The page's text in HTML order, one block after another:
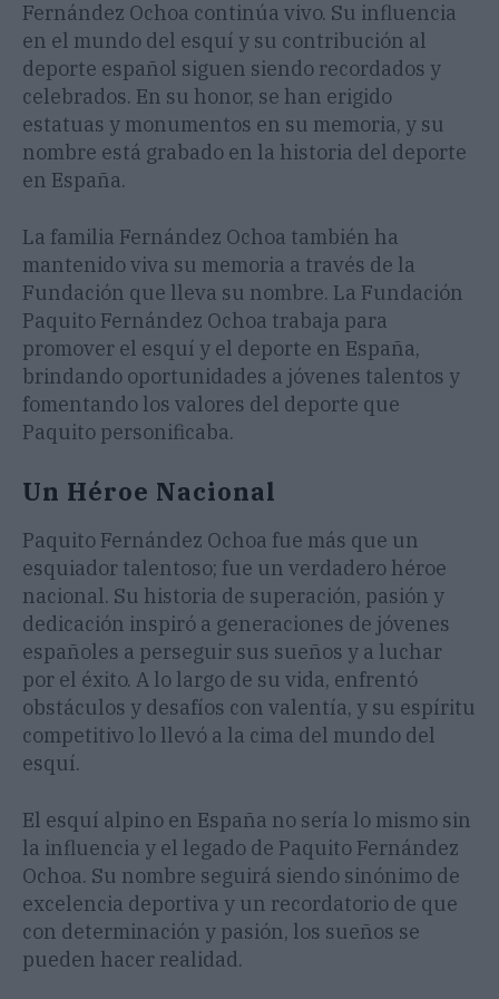
Fernández Ochoa continúa vivo. Su influencia
en el mundo del esquí y su contribución al
deporte español siguen siendo recordados y
celebrados. En su honor, se han erigido
estatuas y monumentos en su memoria, y su
nombre está grabado en la historia del deporte
en España.
La familia Fernández Ochoa también ha
mantenido viva su memoria a través de la
Fundación que lleva su nombre. La Fundación
Paquito Fernández Ochoa trabaja para
promover el esquí y el deporte en España,
brindando oportunidades a jóvenes talentos y
fomentando los valores del deporte que
Paquito personificaba.
Un Héroe Nacional
Paquito Fernández Ochoa fue más que un
esquiador talentoso; fue un verdadero héroe
nacional. Su historia de superación, pasión y
dedicación inspiró a generaciones de jóvenes
españoles a perseguir sus sueños y a luchar
por el éxito. A lo largo de su vida, enfrentó
obstáculos y desafíos con valentía, y su espíritu
competitivo lo llevó a la cima del mundo del
esquí.
El esquí alpino en España no sería lo mismo sin
la influencia y el legado de Paquito Fernández
Ochoa. Su nombre seguirá siendo sinónimo de
excelencia deportiva y un recordatorio de que
con determinación y pasión, los sueños se
pueden hacer realidad.